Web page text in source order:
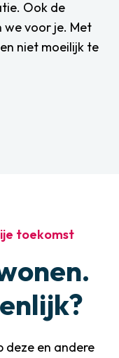
Ook de
voor je. Met
niet moeilijk te
toekomst
deze en andere